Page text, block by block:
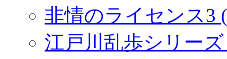
非情のライセンス3
江戸川乱歩シリー